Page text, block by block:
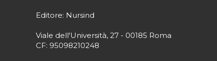
Editore: Nursind
Viale dell'Università, 27 - 00185 Roma
CF: 95098210248